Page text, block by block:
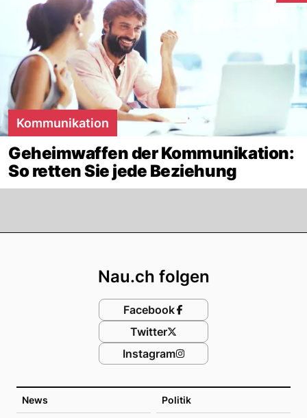
Kommunikation
Geheimwaffen der Kommunikation:
So retten Sie jede Beziehung
News Politik
Nau.ch folgen
Facebook
Twitter
Instagram